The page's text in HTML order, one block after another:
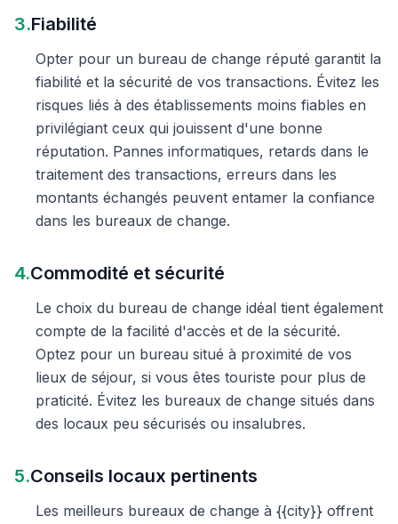
3.Fiabilité
Opter pour un bureau de change réputé garantit la
fiabilité et la sécurité de vos transactions. Évitez les
risques liés à des établissements moins fiables en
privilégiant ceux qui jouissent d'une bonne
réputation. Pannes informatiques, retards dans le
traitement des transactions, erreurs dans les
montants échangés peuvent entamer la confiance
dans les bureaux de change.
4.Commodité et sécurité
Le choix du bureau de change idéal tient également
compte de la facilité d'accès et de la sécurité.
Optez pour un bureau situé à proximité de vos
lieux de séjour, si vous êtes touriste pour plus de
praticité. Évitez les bureaux de change situés dans
des locaux peu sécurisés ou insalubres.
5.Conseils locaux pertinents
Les meilleurs bureaux de change à {{city}} offrent